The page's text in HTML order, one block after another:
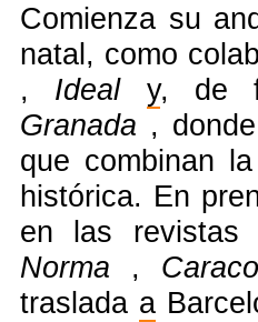
Comienza su
natal, como
, Ideal y, de
Granada ,
que combinan
histórica. En
en las revistas
Norma ,
traslada a